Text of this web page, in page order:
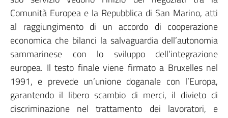
Comunità Europea e la Repubblica di San Marino, atti
al raggiungimento di un accordo di cooperazione
economica che bilanci la salvaguardia dell’autonomia
sammarinese con lo sviluppo dell’integrazione
europea. Il testo finale viene firmato a Bruxelles nel
1991, e prevede un’unione doganale con l’Europa,
garantendo il libero scambio di merci, il divieto di
discriminazione nel trattamento dei lavoratori, e